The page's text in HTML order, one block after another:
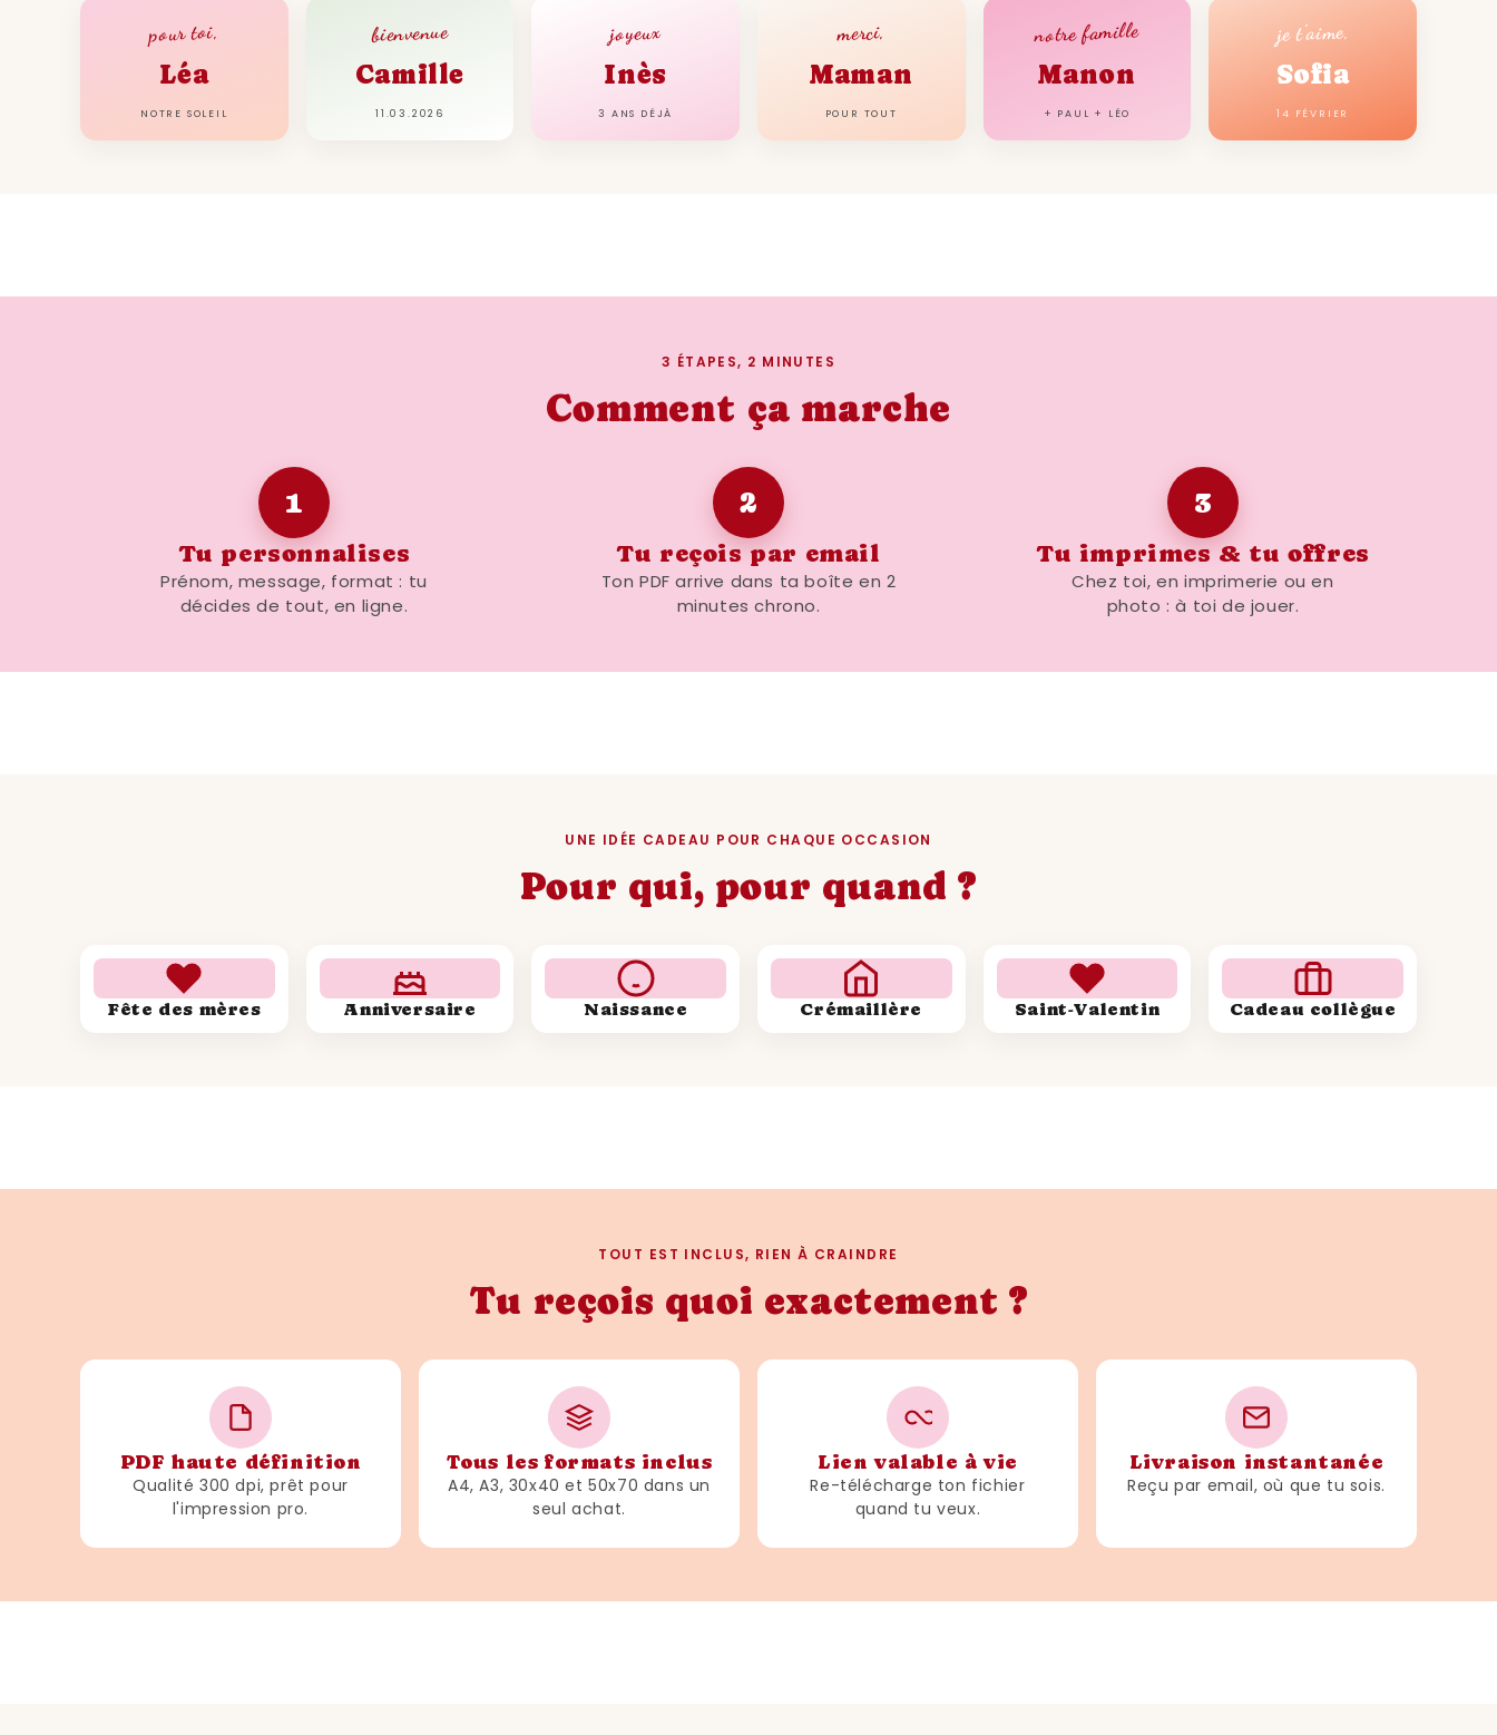
pour toi,
Léa
NOTRE SOLEIL
bienvenue
Camille
11.03.2026
joyeux
Inès
3 ANS DÉJÀ
merci,
Maman
POUR TOUT
notre famille
Manon
+ PAUL + LÉO
je t'aime,
Sofia
14 FÉVRIER
3 ÉTAPES, 2 MINUTES
Comment ça marche
1
Tu personnalises
Prénom, message, format : tu
décides de tout, en ligne.
2
Tu reçois par email
Ton PDF arrive dans ta boîte en 2
minutes chrono.
3
Tu imprimes & tu offres
Chez toi, en imprimerie ou en
photo : à toi de jouer.
UNE IDÉE CADEAU POUR CHAQUE OCCASION
Pour qui, pour quand ?
Fête des mères Anniversaire Naissance Crémaillère Saint-Valentin Cadeau collègue
TOUT EST INCLUS, RIEN À CRAINDRE
Tu reçois quoi exactement ?
PDF haute définition
Qualité 300 dpi, prêt pour
l'impression pro.
Tous les formats inclus
A4, A3, 30x40 et 50x70 dans un
seul achat.
Lien valable à vie
Re-télécharge ton fichier
quand tu veux.
Livraison instantanée
Reçu par email, où que tu sois.